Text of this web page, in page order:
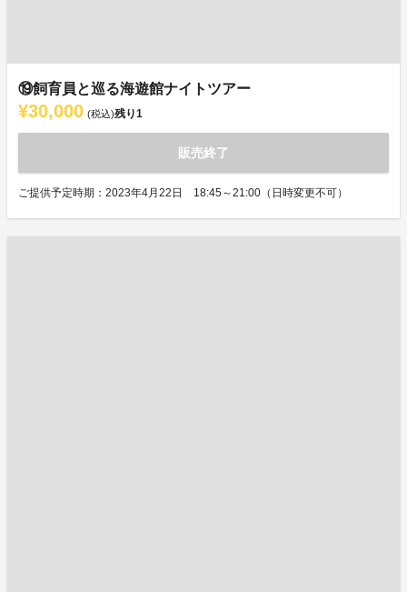
⑲飼育員と巡る海遊館ナイトツアー
¥30,000 (税込)残り1
販売終了
ご提供予定時期：2023年4月22日 18:45～21:00（日時変更不可）